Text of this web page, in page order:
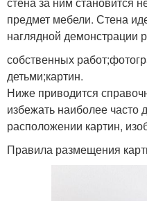
предмет мебели. Стена
наглядной демонстрации
собственных
детьми;картин.
Ниже приводится
избежать наиболее
расположении картин,
Правила размещения